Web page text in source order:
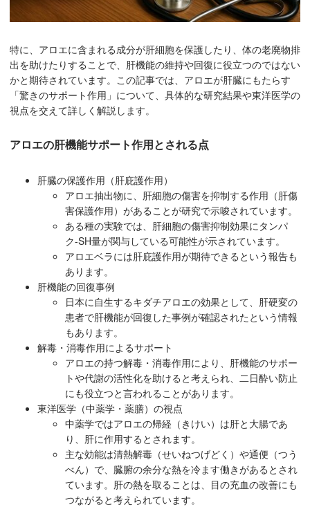
特に、アロエに含まれる成分が肝細胞を保護したり、体の老廃物排
出を助けたりすることで、肝機能の維持や回復に役立つのではない
かと期待されています。この記事では、アロエが肝臓にもたらす
「驚きのサポート作用」について、具体的な研究結果や東洋医学の
視点を交えて詳しく解説します。
アロエの肝機能サポート作用とされる点
肝臓の保護作用（肝庇護作用）
アロエ抽出物に、肝細胞の傷害を抑制する作用（肝傷
害保護作用）があることが研究で示唆されています。
ある種の実験では、肝細胞の傷害抑制効果にタンパ
ク-SH量が関与している可能性が示されています。
アロエベラには肝庇護作用が期待できるという報告も
あります。
肝機能の回復事例
日本に自生するキダチアロエの効果として、肝硬変の
患者で肝機能が回復した事例が確認されたという情報
もあります。
解毒・消毒作用によるサポート
アロエの持つ解毒・消毒作用により、肝機能のサポー
トや代謝の活性化を助けると考えられ、二日酔い防止
にも役立つと言われることがあります。
東洋医学（中薬学・薬膳）の視点
中薬学ではアロエの帰経（きけい）は肝と大腸であ
り、肝に作用するとされます。
主な効能は清熱解毒（せいねつげどく）や通便（つう
べん）で、臓腑の余分な熱を冷ます働きがあるとされ
ています。肝の熱を取ることは、目の充血の改善にも
つながると考えられています。